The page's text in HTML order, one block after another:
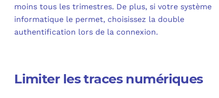
moins tous les trimestres. De plus, si votre système
informatique le permet, choisissez la double
authentification lors de la connexion.
Limiter les traces numériques